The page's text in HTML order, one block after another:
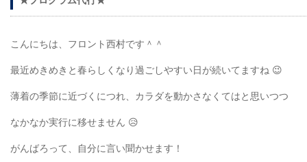
こんにちは、フロント西村です＾＾
最近めきめきと春らしくなり過ごしやすい日が続いてますね 😉
薄着の季節に近づくにつれ、カラダを動かさなくてはと思いつつ
なかなか実行に移せません 😥
がんばろって、自分に言い聞かせます！